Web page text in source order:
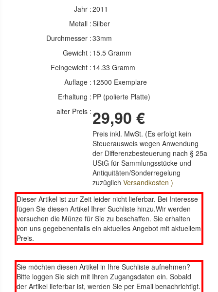
Jahr :2011
Metall :Silber
Durchmesser :33mm
Gewicht : 15.5 Gramm
Feingewicht : 14.33 Gramm
Auflage : 12500 Exemplare
Erhaltung : PP (polierte Platte)
alter Preis : 29,90 €
Preis inkl. MwSt. (Es erfolgt kein
Steuerausweis wegen Anwendung
der Differenzbesteuerung nach § 25a
UStG für Sammlungsstücke und
Antiquitäten/Sonderregelung
zuzüglichVersandkosten )
Dieser Artikel ist zur Zeit leider nicht lieferbar. Bei Interesse
fügen Sie diesen Artikel Ihrer Suchliste hinzu.Wir werden
versuchen die Münze für Sie zu beschaffen. Sie erhalten
von uns gegebenenfalls ein aktuelles Angebot mit aktuellem
Preis.
Sie möchten diesen Artikel in Ihre Suchliste aufnehmen?
Bitte loggen Sie sich mit Ihren Zugangsdaten ein. Sobald
der Artikel lieferbar ist, werden Sie per Email benachrichtigt.